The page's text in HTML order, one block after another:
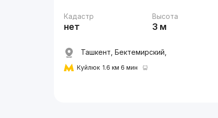
Кадастр
нет
Высота
3 м
Ташкент, Бектемирский,
Куйлюк 1.6 км 6 мин